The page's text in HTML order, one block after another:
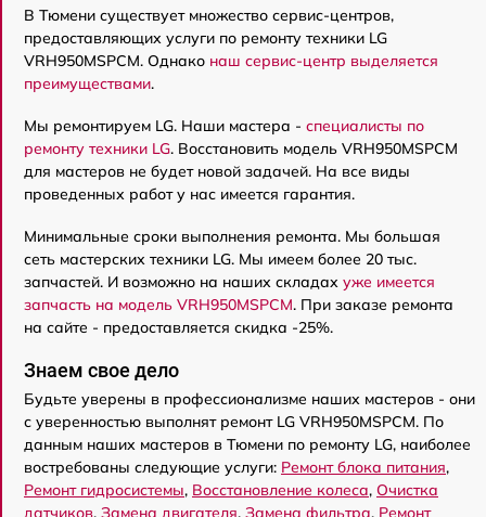
В Тюмени существует множество сервис-центров,
предоставляющих услуги по ремонту техники LG
VRH950MSPCM. Однако наш сервис-центр выделяется
преимуществами.
Мы ремонтируем LG. Наши мастера - специалисты по
ремонту техники LG. Восстановить модель VRH950MSPCM
для мастеров не будет новой задачей. На все виды
проведенных работ у нас имеется гарантия.
Минимальные сроки выполнения ремонта. Мы большая
сеть мастерских техники LG. Мы имеем более 20 тыс.
запчастей. И возможно на наших складах уже имеется
запчасть на модель VRH950MSPCM. При заказе ремонта
на сайте - предоставляется скидка -25%.
Знаем свое дело
Будьте уверены в профессионализме наших мастеров - они
с уверенностью выполнят ремонт LG VRH950MSPCM. По
данным наших мастеров в Тюмени по ремонту LG, наиболее
востребованы следующие услуги: Ремонт блока питания,
Ремонт гидросистемы, Восстановление колеса, Очистка
датчиков, Замена двигателя, Замена фильтра, Ремонт